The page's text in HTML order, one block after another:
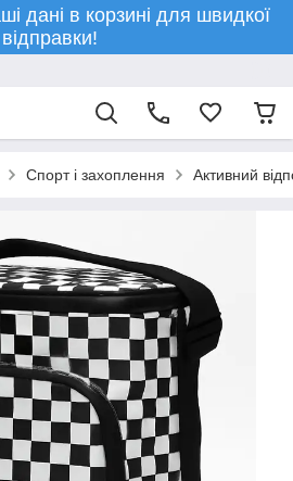
дані в корзині для швидкої
відправки!
Спорт і захоплення Активний